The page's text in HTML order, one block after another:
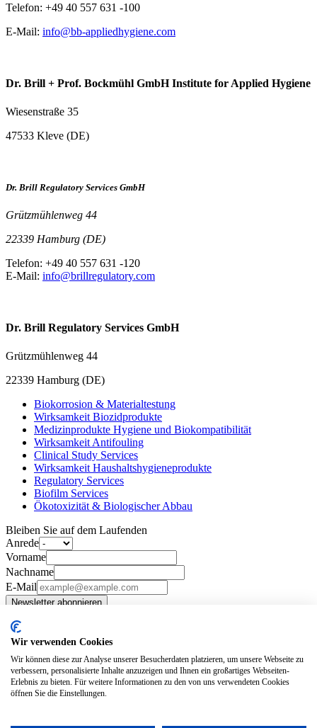
Telefon: +49 40 557 631 -100
E-Mail: info@bb-appliedhygiene.com
Dr. Brill + Prof. Bockmühl GmbH Institute for Applied Hygiene
Wiesenstraße 35
47533 Kleve (DE)
Dr. Brill Regulatory Services GmbH
Grützmühlenweg 44
22339 Hamburg (DE)
Telefon: +49 40 557 631 -120
E-Mail: info@brillregulatory.com
Dr. Brill Regulatory Services GmbH
Grützmühlenweg 44
22339 Hamburg (DE)
Biokorrosion & Materialtestung
Wirksamkeit Biozidprodukte
Medizinprodukte Hygiene und Biokompatibilität
Wirksamkeit Antifouling
Clinical Study Services
Wirksamkeit Haushaltshygieneprodukte
Regulatory Services
Biofilm Services
Ökotoxizität & Biologischer Abbau
Bleiben Sie auf dem Laufenden
Anrede
Vorname
Nachname
E-Mail
Newsletter abonnieren
Unternehmen
News
Unsere Werte
Karriere
Team
Wir verwenden Cookies
Wir können diese zur Analyse unserer Besucherdaten platzieren, um unsere Webseite zu
verbessern, personalisierte Inhalte anzuzeigen und Ihnen ein großartiges Webseiten-
Erlebnis zu bieten. Für weitere Informationen zu den von uns verwendeten Cookies
öffnen Sie die Einstellungen.